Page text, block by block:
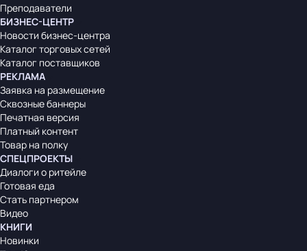
Преподаватели
БИЗНЕС-ЦЕНТР
Новости бизнес-центра
Каталог торговых сетей
Каталог поставщиков
РЕКЛАМА
Заявка на размещение
Сквозные баннеры
Печатная версия
Платный контент
Товар на полку
СПЕЦПРОЕКТЫ
Диалоги о ритейле
Готовая еда
Стать партнером
Видео
КНИГИ
Новинки